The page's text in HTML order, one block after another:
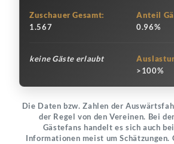
Zuschauer Gesamt:
1.567
Anteil
0.96%
keine Gäste erlaubt
>100%
Die Daten bzw. Zahlen der
der Regel von den Vereinen. Bei
Gästefans handelt es sich auch
Informationen meist um Schätzungen.